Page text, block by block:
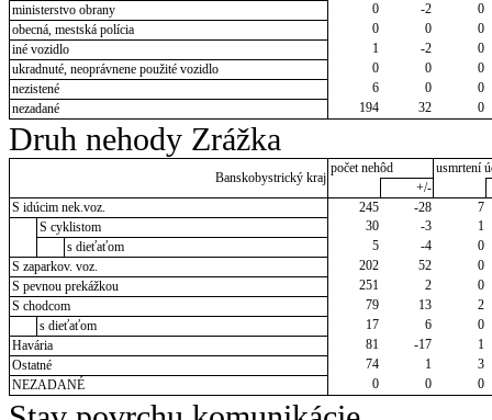
ministerstvo obrany
0 -2
0
obecná, mestská polícia
0 0
0
iné vozidlo
1 -2
0
ukradnuté, neoprávnene použité vozidlo
0 0
0
nezistené
6 0
0
nezadané
194 32 0
Druh nehody Zrážka
Banskobystrický kraj
počet nehôd
usmrtení
+/-
S idúcim nek.voz.
245 -28
7
S cyklistom
30 -3
1
s dieťaťom
5 -4
0
S zaparkov. voz.
202 52
0
S pevnou prekážkou
251 2
0
S chodcom
79 13
2
s dieťaťom
17 6
0
Havária
81 -17
1
Ostatné
74 1
3
NEZADANÉ
0 0 0